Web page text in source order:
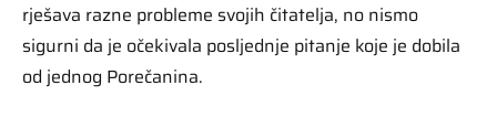
rješava razne probleme svojih čitatelja, no nismo
sigurni da je očekivala posljednje pitanje koje je dobila
od jednog Porečanina.